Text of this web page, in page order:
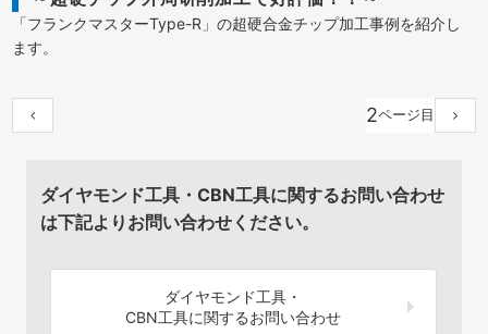
「フランクマスターType-R」の超硬合金チップ加工事例を紹介し
ます。
2
ダイヤモンド工具・CBN工具に関するお問い合わせ
は下記よりお問い合わせください。
ダイヤモンド工具・
CBN工具に関するお問い合わせ